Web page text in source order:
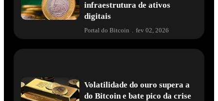
infraestrutura de ativos
digitais
Portal do Bitcoin . fev 02, 2026
Volatilidade do ouro supera a
do Bitcoin e bate pico da crise